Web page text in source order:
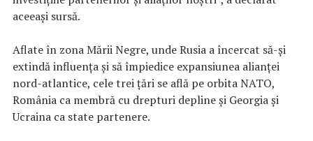
aceeaşi sursă.
Aflate în zona Mării Negre, unde Rusia a încercat să-şi
extindă influenţa şi să împiedice expansiunea alianţei
nord-atlantice, cele trei ţări se află pe orbita NATO,
România ca membră cu drepturi depline şi Georgia şi
Ucraina ca state partenere.